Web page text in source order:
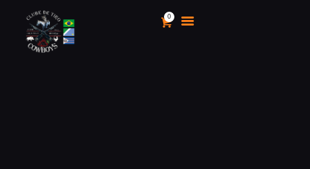
0
CLUBE DE TIRO COWBOYS